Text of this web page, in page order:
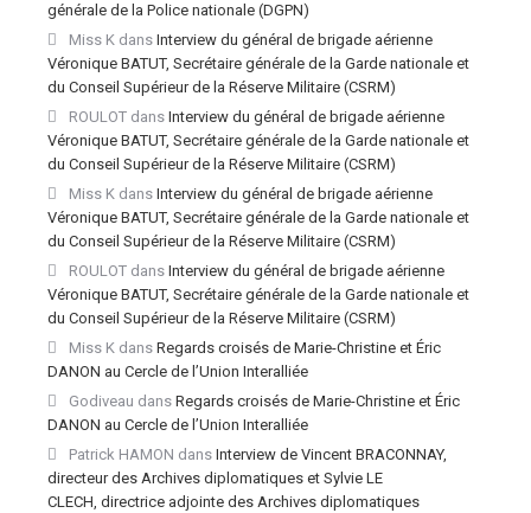
générale de la Police nationale (DGPN)
Miss K dans Interview du général de brigade aérienne
Véronique BATUT, Secrétaire générale de la Garde nationale et
du Conseil Supérieur de la Réserve Militaire (CSRM)
ROULOT dans Interview du général de brigade aérienne
Véronique BATUT, Secrétaire générale de la Garde nationale et
du Conseil Supérieur de la Réserve Militaire (CSRM)
Miss K dans Interview du général de brigade aérienne
Véronique BATUT, Secrétaire générale de la Garde nationale et
du Conseil Supérieur de la Réserve Militaire (CSRM)
ROULOT dans Interview du général de brigade aérienne
Véronique BATUT, Secrétaire générale de la Garde nationale et
du Conseil Supérieur de la Réserve Militaire (CSRM)
Miss K dans Regards croisés de Marie-Christine et Éric
DANON au Cercle de l’Union Interalliée
Godiveau dans Regards croisés de Marie-Christine et Éric
DANON au Cercle de l’Union Interalliée
Patrick HAMON dans Interview de Vincent BRACONNAY,
directeur des Archives diplomatiques et Sylvie LE
CLECH, directrice adjointe des Archives diplomatiques